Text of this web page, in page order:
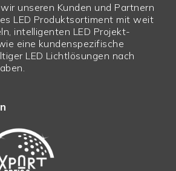
unseren Kunden und Partnern
LED Produktsortiment mit weit
intelligenten LED Projekt-
eine kundenspezifische
LED Lichtlösungen nach